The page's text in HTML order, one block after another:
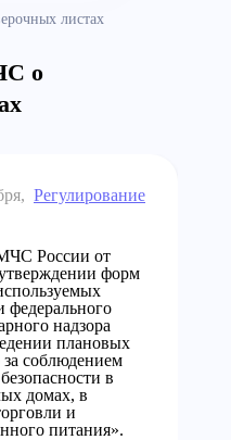
листах
о
Регулирование
России от
форм
надзора
плановых
соблюдением
в
домах, в
и
питания».